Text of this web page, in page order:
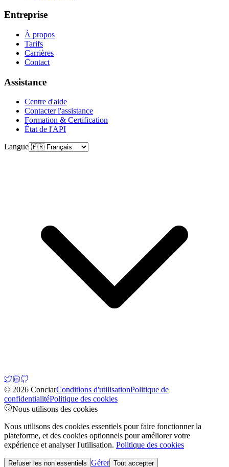
Entreprise
À propos
Tarifs
Carrières
Contact
Assistance
Centre d'aide
Contacter l'assistance
Formation & Certification
État de l'API
Langue
© 2026 ConciarConditions d'utilisationPolitique de
confidentialitéPolitique des cookies
Nous utilisons des cookies
Nous utilisons des cookies essentiels pour faire fonctionner la
plateforme, et des cookies optionnels pour améliorer votre
expérience et analyser l'utilisation. Politique des cookies
Refuser les non essentiels Gérer Tout accepter